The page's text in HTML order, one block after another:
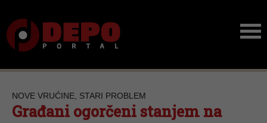
NOVE VRUĆINE, STARI PROBLEM
Građani ogorčeni stanjem na